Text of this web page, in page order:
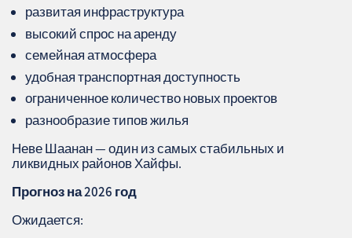
развитая инфраструктура
высокий спрос на аренду
семейная атмосфера
удобная транспортная доступность
ограниченное количество новых проектов
разнообразие типов жилья
Неве Шаанан — один из самых стабильных и
ликвидных районов Хайфы.
Прогноз на 2026 год
Ожидается: